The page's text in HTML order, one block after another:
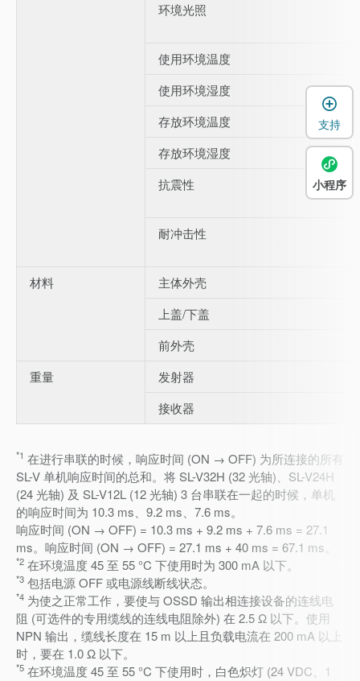
环境光照
使用环境温度
使用环境湿度
存放环境温度
存放环境湿度
抗震性
耐冲击性
材料
主体外壳
上盖/下盖
前外壳
重量
发射器
接收器
*1 在进行串联的时候，响应时间 (ON → OFF) 为所连接的所有
SL-V 单机响应时间的总和。将 SL-V32H (32 光轴)、SL-V24H
(24 光轴) 及 SL-V12L (12 光轴) 3 台串联在一起的时候，单机
的响应时间为 10.3 ms、9.2 ms、7.6 ms。
响应时间 (ON → OFF) = 10.3 ms + 9.2 ms + 7.6 ms = 27.1
ms。响应时间 (ON → OFF) = 27.1 ms + 40 ms = 67.1 ms。
*2 在环境温度 45 至 55 °C 下使用时为 300 mA 以下。
*3 包括电源 OFF 或电源线断线状态。
*4 为使之正常工作，要使与 OSSD 输出相连接设备的连线电
阻 (可选件的专用缆线的连线电阻除外) 在 2.5 Ω 以下。使用
NPN 输出，缆线长度在 15 m 以上且负载电流在 200 mA 以上
时，要在 1.0 Ω 以下。
*5 在环境温度 45 至 55 °C 下使用时，白色炽灯 (24 VDC、1
支持
小程序